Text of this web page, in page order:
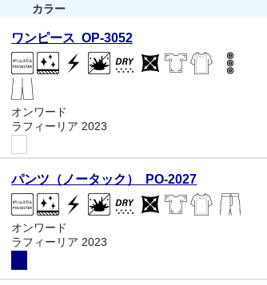
カラー
ワンピース OP-3052
オンワード
ラフィーリア 2023
パンツ（ノータック） PO-2027
オンワード
ラフィーリア 2023